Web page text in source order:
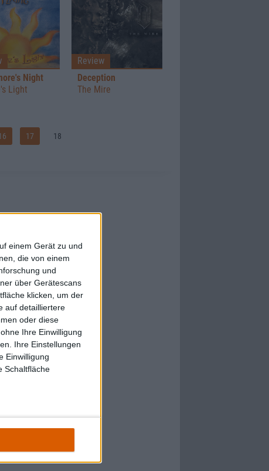
einem Gerät zu und
die von einem
und
über Gerätescans
klicken, um der
auf detailliertere
oder diese
Ihre Einwilligung
Ihre Einstellungen
Einwilligung
Schaltfläche
Night
Light
Review
Deception
The Mire
17 18